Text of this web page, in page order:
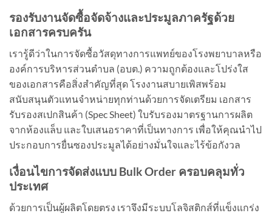
รองรับงานจัดซื้อจัดจ้างและประมูลภาครัฐด้วย
เอกสารครบครัน
เรารู้ดีว่าในการจัดซื้อวัสดุทางการแพทย์ของโรงพยาบาลหรือ
องค์การบริหารส่วนตำบล (อบต.) ความถูกต้องและโปร่งใส
ของเอกสารคือสิ่งสำคัญที่สุด โรงงานสบายเพิสพร้อม
สนับสนุนตัวแทนจำหน่ายทุกท่านด้วยการจัดเตรียม เอกสาร
รับรองสเปกสินค้า (Spec Sheet) ใบรับรองมาตรฐานการผลิต
จากห้องแล็บ และใบเสนอราคาที่เป็นทางการ เพื่อให้คุณนำไป
ประกอบการยื่นซองประมูลได้อย่างมั่นใจและไร้ข้อกังวล
เงื่อนไขการจัดส่งแบบ Bulk Order ครอบคลุมทั่ว
ประเทศ
ด้วยการเป็นผู้ผลิตโดยตรง เราจึงมีระบบโลจิสติกส์ที่แข็งแกร่ง